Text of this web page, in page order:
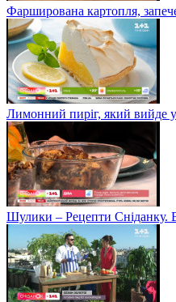
Фарширована картопля,
Лимонний пиріг, який вийде
Шулики – Рецепти Сніданку.